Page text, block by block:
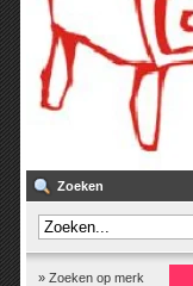
Zoeken
» Zoeken op merk